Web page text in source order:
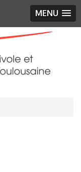
MENU